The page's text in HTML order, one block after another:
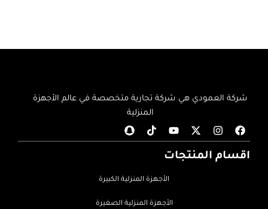
شركة العمودي هي شركة تجارية متخصصة في عالم الأجهزة
المنزلية
اقسام المنتجات
الأجهزة المنزلية الكبيرة
الأجهزة المنزلية الصغيرة